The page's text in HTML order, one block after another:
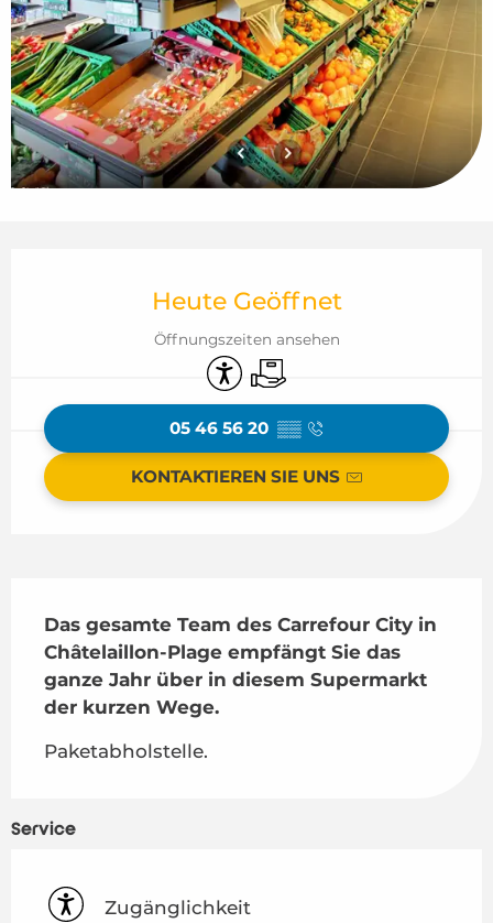
Heute Geöffnet
Öffnungszeiten ansehen
Zugänglichkeit
Lieferung
05 46 56 20 ▒▒
KONTAKTIEREN SIE UNS
Das gesamte Team des Carrefour City in
Châtelaillon-Plage empfängt Sie das
ganze Jahr über in diesem Supermarkt
der kurzen Wege.
Paketabholstelle.
Service
Zugänglichkeit